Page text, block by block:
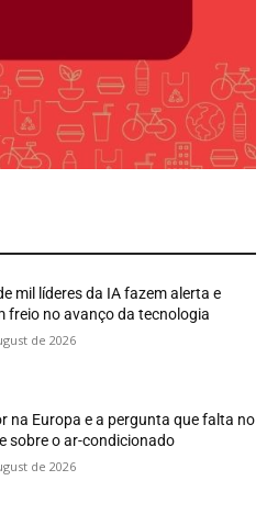
mil líderes da IA fazem alerta e
freio no avanço da tecnologia
de 2026
na Europa e a pergunta que falta no
sobre o ar-condicionado
de 2026